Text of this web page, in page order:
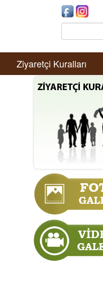
Search:
Ziyaretçi Kuralları